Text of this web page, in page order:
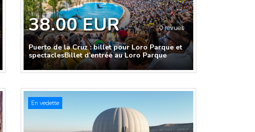
38.00 EUR 0 revues
Puerto de la Cruz : billet pour Loro Parque et
spectaclesBillet d’entrée au Loro Parque
En vedette